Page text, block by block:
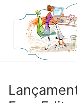
para
conteúdo